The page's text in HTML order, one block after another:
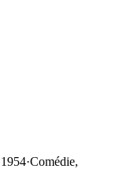
·Comédie,